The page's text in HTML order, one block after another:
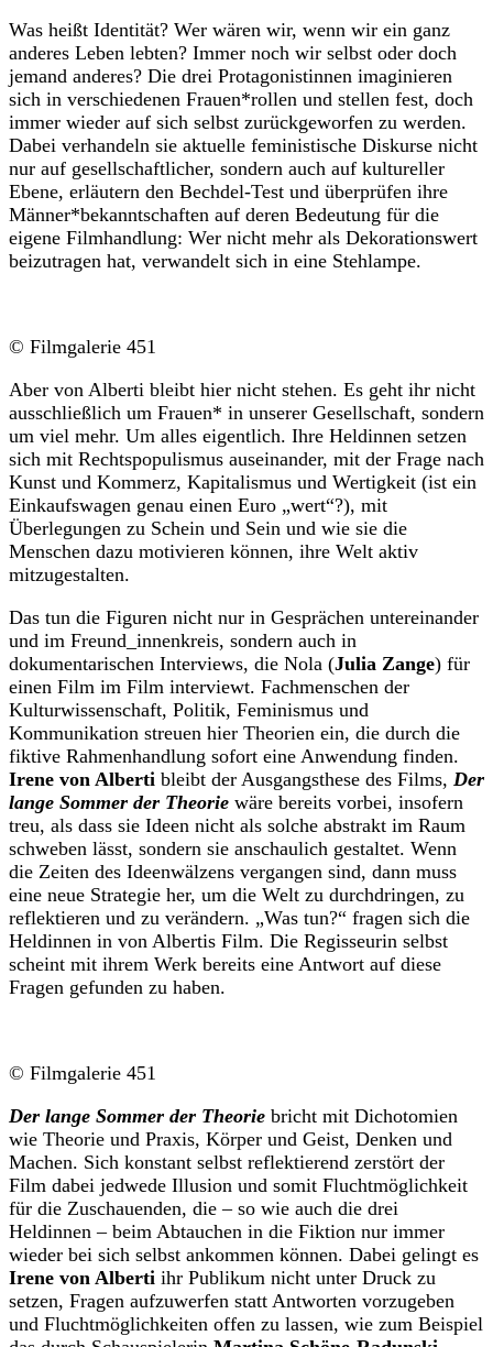
Was heißt Identität? Wer wären wir, wenn wir ein ganz
anderes Leben lebten? Immer noch wir selbst oder doch
jemand anderes? Die drei Protagonistinnen imaginieren
sich in verschiedenen Frauen*rollen und stellen fest, doch
immer wieder auf sich selbst zurückgeworfen zu werden.
Dabei verhandeln sie aktuelle feministische Diskurse nicht
nur auf gesellschaftlicher, sondern auch auf kultureller
Ebene, erläutern den Bechdel-Test und überprüfen ihre
Männer*bekanntschaften auf deren Bedeutung für die
eigene Filmhandlung: Wer nicht mehr als Dekorationswert
beizutragen hat, verwandelt sich in eine Stehlampe.
© Filmgalerie 451
Aber von Alberti bleibt hier nicht stehen. Es geht ihr nicht
ausschließlich um Frauen* in unserer Gesellschaft, sondern
um viel mehr. Um alles eigentlich. Ihre Heldinnen setzen
sich mit Rechtspopulismus auseinander, mit der Frage nach
Kunst und Kommerz, Kapitalismus und Wertigkeit (ist ein
Einkaufswagen genau einen Euro „wert“?), mit
Überlegungen zu Schein und Sein und wie sie die
Menschen dazu motivieren können, ihre Welt aktiv
mitzugestalten.
Das tun die Figuren nicht nur in Gesprächen untereinander
und im Freund_innenkreis, sondern auch in
dokumentarischen Interviews, die Nola (Julia Zange) für
einen Film im Film interviewt. Fachmenschen der
Kulturwissenschaft, Politik, Feminismus und
Kommunikation streuen hier Theorien ein, die durch die
fiktive Rahmenhandlung sofort eine Anwendung finden.
Irene von Alberti bleibt der Ausgangsthese des Films, Der
lange Sommer der Theorie wäre bereits vorbei, insofern
treu, als dass sie Ideen nicht als solche abstrakt im Raum
schweben lässt, sondern sie anschaulich gestaltet. Wenn
die Zeiten des Ideenwälzens vergangen sind, dann muss
eine neue Strategie her, um die Welt zu durchdringen, zu
reflektieren und zu verändern. „Was tun?“ fragen sich die
Heldinnen in von Albertis Film. Die Regisseurin selbst
scheint mit ihrem Werk bereits eine Antwort auf diese
Fragen gefunden zu haben.
© Filmgalerie 451
Der lange Sommer der Theorie bricht mit Dichotomien
wie Theorie und Praxis, Körper und Geist, Denken und
Machen. Sich konstant selbst reflektierend zerstört der
Film dabei jedwede Illusion und somit Fluchtmöglichkeit
für die Zuschauenden, die – so wie auch die drei
Heldinnen – beim Abtauchen in die Fiktion nur immer
wieder bei sich selbst ankommen können. Dabei gelingt es
Irene von Alberti ihr Publikum nicht unter Druck zu
setzen, Fragen aufzuwerfen statt Antworten vorzugeben
und Fluchtmöglichkeiten offen zu lassen, wie zum Beispiel